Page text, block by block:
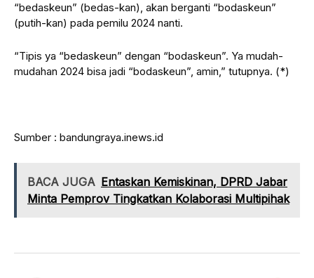
“bedaskeun” (bedas-kan), akan berganti “bodaskeun”
(putih-kan) pada pemilu 2024 nanti.
“Tipis ya “bedaskeun” dengan “bodaskeun”. Ya mudah-
mudahan 2024 bisa jadi “bodaskeun”, amin,” tutupnya. (*)
Sumber : bandungraya.inews.id
BACA JUGA Entaskan Kemiskinan, DPRD Jabar
Minta Pemprov Tingkatkan Kolaborasi Multipihak